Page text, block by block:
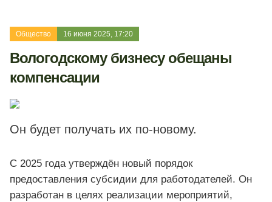
Общество 16 июня 2025, 17:20
Вологодскому бизнесу обещаны
компенсации
Он будет получать их по-новому.
С 2025 года утверждён новый порядок
предоставления субсидии для работодателей. Он
разработан в целях реализации мероприятий,